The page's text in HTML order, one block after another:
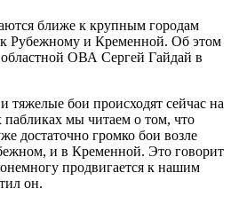
ближе к крупным городам
Рубежному и Кременной. Об этом
областной ОВА Сергей Гайдай в
тяжелые бои происходят сейчас на
мы читаем о том, что
достаточно громко бои возле
и в Кременной. Это говорит
продвигается к нашим
он.